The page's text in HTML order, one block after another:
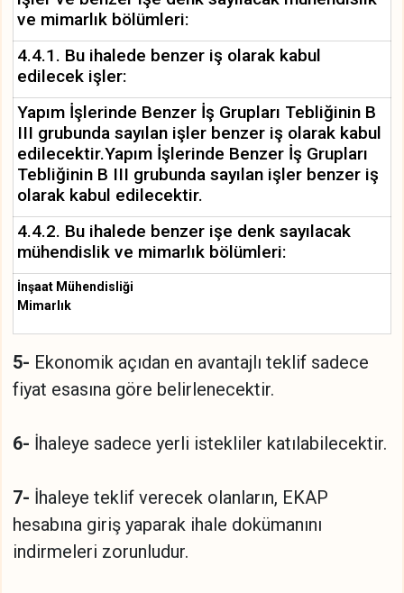
ve mimarlık bölümleri:
4.4.1. Bu ihalede benzer iş olarak kabul
edilecek işler:
Yapım İşlerinde Benzer İş Grupları Tebliğinin B
III grubunda sayılan işler benzer iş olarak kabul
edilecektir.Yapım İşlerinde Benzer İş Grupları
Tebliğinin B III grubunda sayılan işler benzer iş
olarak kabul edilecektir.
4.4.2. Bu ihalede benzer işe denk sayılacak
mühendislik ve mimarlık bölümleri:
İnşaat Mühendisliği
Mimarlık
5- Ekonomik açıdan en avantajlı teklif sadece
fiyat esasına göre belirlenecektir.
6- İhaleye sadece yerli istekliler katılabilecektir.
7- İhaleye teklif verecek olanların, EKAP
hesabına giriş yaparak ihale dokümanını
indirmeleri zorunludur.